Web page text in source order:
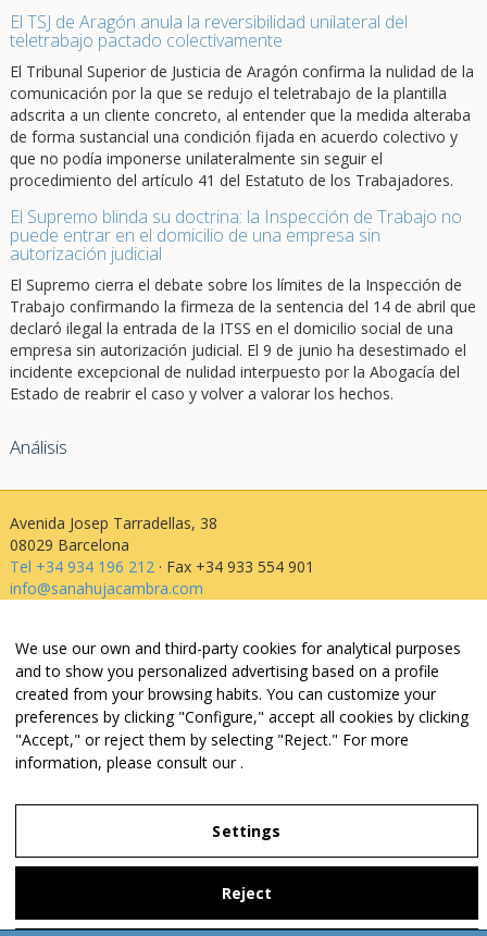
El TSJ de Aragón anula la reversibilidad unilateral del
teletrabajo pactado colectivamente
El Tribunal Superior de Justicia de Aragón confirma la nulidad de la
comunicación por la que se redujo el teletrabajo de la plantilla
adscrita a un cliente concreto, al entender que la medida alteraba
de forma sustancial una condición fijada en acuerdo colectivo y
que no podía imponerse unilateralmente sin seguir el
procedimiento del artículo 41 del Estatuto de los Trabajadores.
El Supremo blinda su doctrina: la Inspección de Trabajo no
puede entrar en el domicilio de una empresa sin
autorización judicial
El Supremo cierra el debate sobre los límites de la Inspección de
Trabajo confirmando la firmeza de la sentencia del 14 de abril que
declaró ilegal la entrada de la ITSS en el domicilio social de una
empresa sin autorización judicial. El 9 de junio ha desestimado el
incidente excepcional de nulidad interpuesto por la Abogacía del
Estado de reabrir el caso y volver a valorar los hechos.
Análisis
Avenida Josep Tarradellas, 38
08029 Barcelona
Tel +34 934 196 212· Fax +34 933 554 901
info@sanahujacambra.com
Aviso legal
Política de privacidad
Política de cookies
Política de web i redes
Parking público: Avenida Josep Tarradellas, 38
We use our own and third-party cookies for analytical purposes
and to show you personalized advertising based on a profile
created from your browsing habits. You can customize your
preferences by clicking "Configure," accept all cookies by clicking
"Accept," or reject them by selecting "Reject." For more
information, please consult our.
Settings
Reject
Legal Notice
Settings